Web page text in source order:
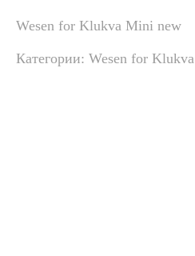
Wesen for Klukva Mini new
Категории: Wesen for Klukva